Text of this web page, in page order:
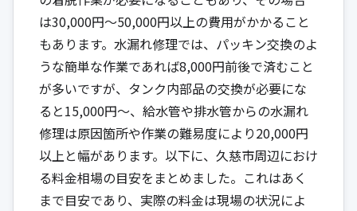
は30,000円〜50,000円以上の費用がかかること
もあります。水漏れ修理では、パッキン交換のよ
うな簡単な作業であれば8,000円前後で済むこと
が多いですが、タンク内部品の交換が必要にな
ると15,000円〜、給水管や排水管からの水漏れ
修理は原因箇所や作業の難易度により20,000円
以上と幅があります。以下に、久慈市周辺におけ
る料金相場の目安をまとめました。これはあく
まで目安であり、実際の料金は現場の状況によ